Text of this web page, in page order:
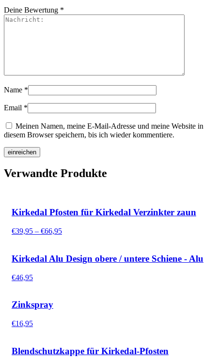
Deine Bewertung *
Name *
Email *
Meinen Namen, meine E-Mail-Adresse und meine Website in
diesem Browser speichern, bis ich wieder kommentiere.
Verwandte Produkte
Kirkedal Pfosten für Kirkedal Verzinkter zaun
€39,95 – €66,95Preisspanne:
€66,95
Kirkedal Alu Design obere / untere Schiene - Alu
€46,95
Zinkspray
€16,95
Blendschutzkappe für Kirkedal-Pfosten